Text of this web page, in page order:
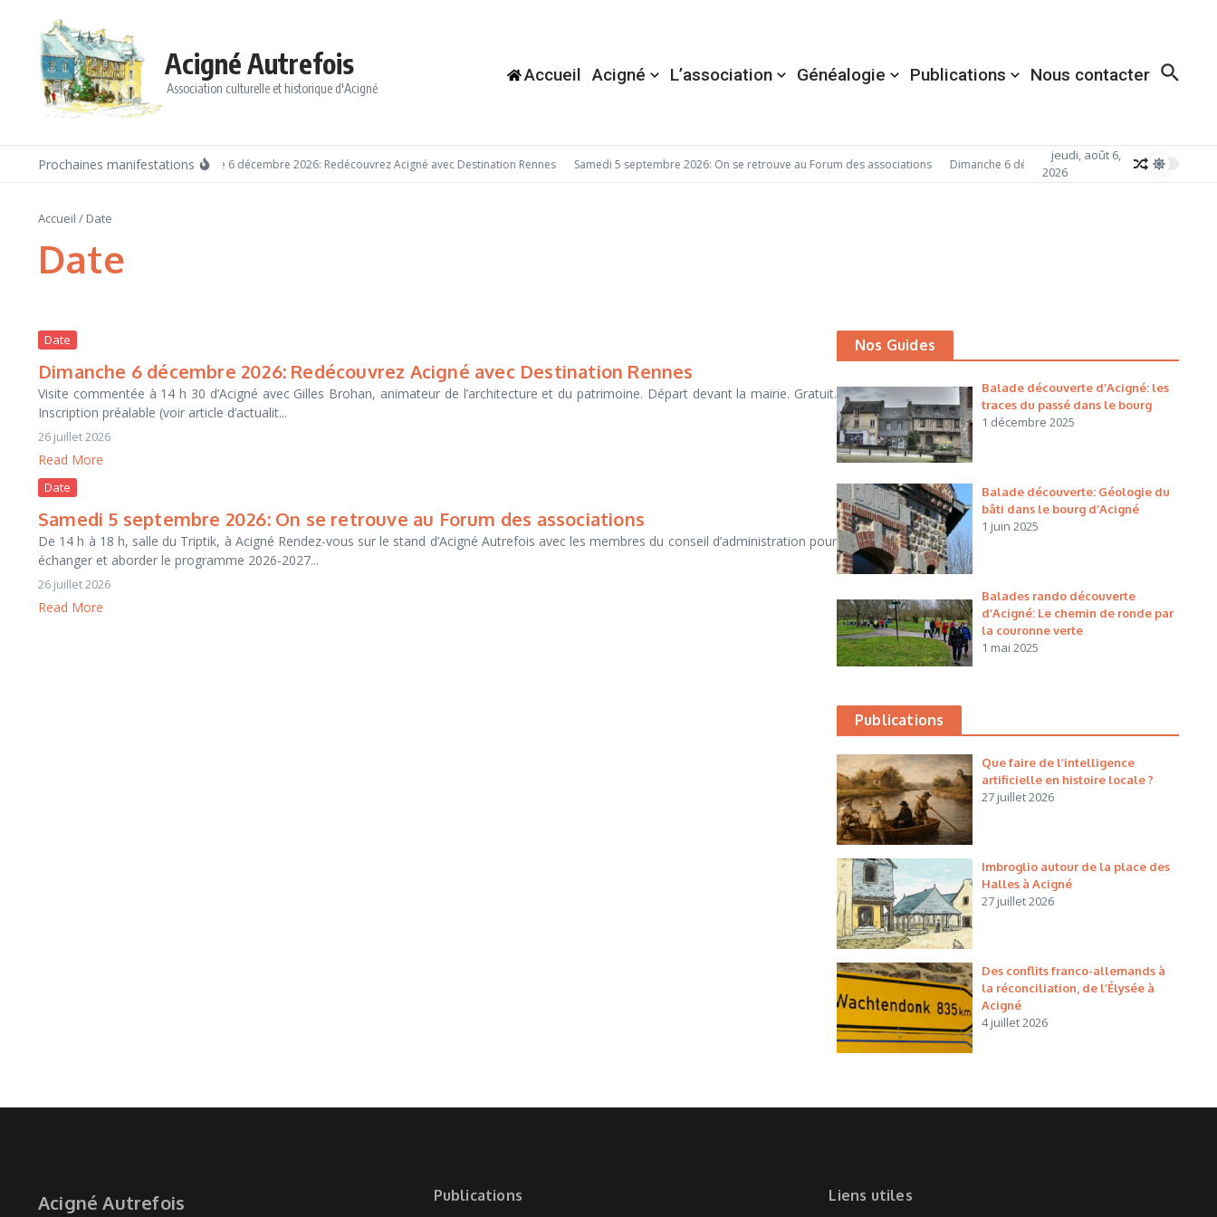
Acigné Autrefois
Association culturelle et historique d'Acigné
Accueil Acigné L’association Généalogie Publications Nous contacter
Prochaines manifestationsDimanche 6 décembre 2026: Redécouvrez Acigné avec Destination Rennes Samedi 5 septembre 2026: On se retrouve au Forum des associations Dimanche 6 décembre 2026: Redécouvrez Acigné
jeudi, août 6,
2026
Accueil / Date
Date
Date
Dimanche 6 décembre 2026: Redécouvrez Acigné avec Destination Rennes
Visite commentée à 14 h 30 d’Acigné avec Gilles Brohan, animateur de l’architecture et du patrimoine. Départ devant la mairie. Gratuit.
Inscription préalable (voir article d’actualit...
26 juillet 2026
Read More
Date
Samedi 5 septembre 2026: On se retrouve au Forum des associations
De 14 h à 18 h, salle du Triptik, à Acigné Rendez-vous sur le stand d’Acigné Autrefois avec les membres du conseil d’administration pour
échanger et aborder le programme 2026-2027...
26 juillet 2026
Read More
Nos Guides
Balade découverte d’Acigné: les
traces du passé dans le bourg
1 décembre 2025
Balade découverte: Géologie du
bâti dans le bourg d’Acigné
1 juin 2025
Balades rando découverte
d’Acigné: Le chemin de ronde par
la couronne verte
1 mai 2025
Publications
Que faire de l’intelligence
artificielle en histoire locale ?
27 juillet 2026
Imbroglio autour de la place des
Halles à Acigné
27 juillet 2026
Des conflits franco-allemands à
la réconciliation, de l’Élysée à
Acigné
4 juillet 2026
Acigné Autrefois Publications Liens utiles